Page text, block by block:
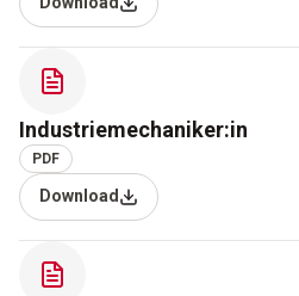
Industriemechaniker:in
PDF
Download